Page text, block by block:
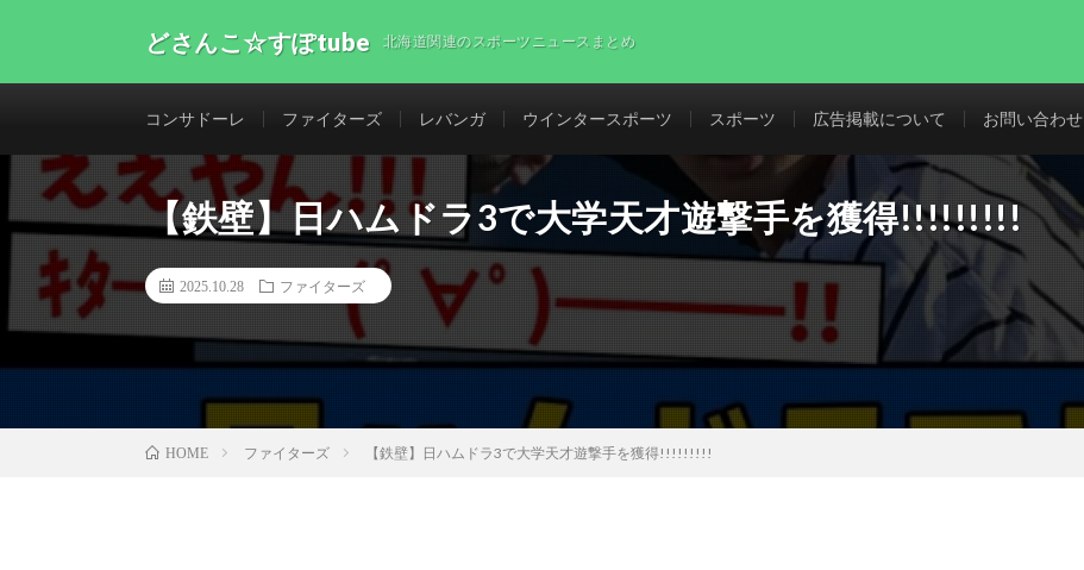
どさんこ☆すぽtube 北海道関連のスポーツニュースまとめ
コンサドーレ ファイターズ レバンガ ウインタースポーツ スポーツ 広告掲載について お問い合わせ
【鉄壁】日ハムドラ3で大学天才遊撃手を獲得!!!!!!!!!
2025.10.28 ファイターズ
HOME ファイターズ 【鉄壁】日ハムドラ3で大学天才遊撃手を獲得!!!!!!!!!